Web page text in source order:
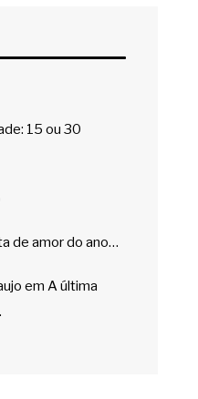
15 ou 30
de amor do ano…
em A última